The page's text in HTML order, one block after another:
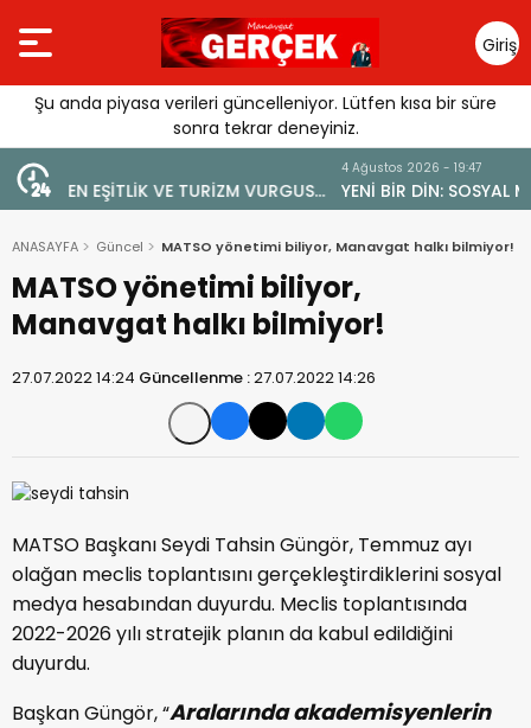
Giriş
Yap
Şu anda piyasa verileri güncelleniyor. Lütfen kısa bir süre
sonra tekrar deneyiniz.
YENİ BİR DİN: SOSYAL MEDYA
ANASAYFA Güncel MATSO yönetimi biliyor, Manavgat halkı bilmiyor!
MATSO yönetimi biliyor,
Manavgat halkı bilmiyor!
27.07.2022 14:24 Güncellenme :27.07.2022 14:26
MATSO Başkanı Seydi Tahsin Güngör, Temmuz ayı
olağan meclis toplantısını gerçekleştirdiklerini sosyal
medya hesabından duyurdu. Meclis toplantısında
2022-2026 yılı stratejik planın da kabul edildiğini
duyurdu.
Başkan Güngör, “Aralarında akademisyenlerin